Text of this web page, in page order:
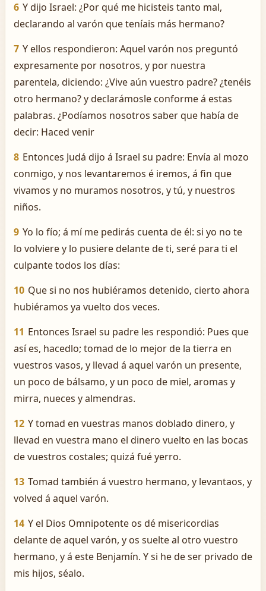
6 Y dijo Israel: ¿Por qué me hicisteis tanto mal,
declarando al varón que teníais más hermano?
7 Y ellos respondieron: Aquel varón nos preguntó
expresamente por nosotros, y por nuestra
parentela, diciendo: ¿Vive aún vuestro padre? ¿tenéis
otro hermano? y declarámosle conforme á estas
palabras. ¿Podíamos nosotros saber que había de
decir: Haced venir
8 Entonces Judá dijo á Israel su padre: Envía al mozo
conmigo, y nos levantaremos é iremos, á fin que
vivamos y no muramos nosotros, y tú, y nuestros
niños.
9 Yo lo fío; á mí me pedirás cuenta de él: si yo no te
lo volviere y lo pusiere delante de ti, seré para ti el
culpante todos los días:
10 Que si no nos hubiéramos detenido, cierto ahora
hubiéramos ya vuelto dos veces.
11 Entonces Israel su padre les respondió: Pues que
así es, hacedlo; tomad de lo mejor de la tierra en
vuestros vasos, y llevad á aquel varón un presente,
un poco de bálsamo, y un poco de miel, aromas y
mirra, nueces y almendras.
12 Y tomad en vuestras manos doblado dinero, y
llevad en vuestra mano el dinero vuelto en las bocas
de vuestros costales; quizá fué yerro.
13 Tomad también á vuestro hermano, y levantaos, y
volved á aquel varón.
14 Y el Dios Omnipotente os dé misericordias
delante de aquel varón, y os suelte al otro vuestro
hermano, y á este Benjamín. Y si he de ser privado de
mis hijos, séalo.